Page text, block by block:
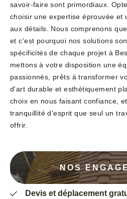
savoir-faire sont primordiaux.
choisir une expertise éprouvée et
aux détails. Nous comprenons
et c'est pourquoi nos solutions
spécificités de chaque projet à
mettons à votre disposition une
passionnés, prêts à transformer
d'art durable et esthétiquement
choix en nous faisant confiance,
tranquillité d'esprit que seul un
offrir.
NOS
Devis et déplacement